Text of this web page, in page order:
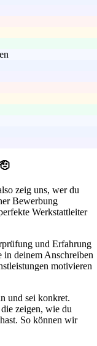
zeig uns, wer du
Bewerbung
Werkstattleiter
und Erfahrung
in deinem Anschreiben
motivieren
und sei konkret.
zeigen, wie du
So können wir